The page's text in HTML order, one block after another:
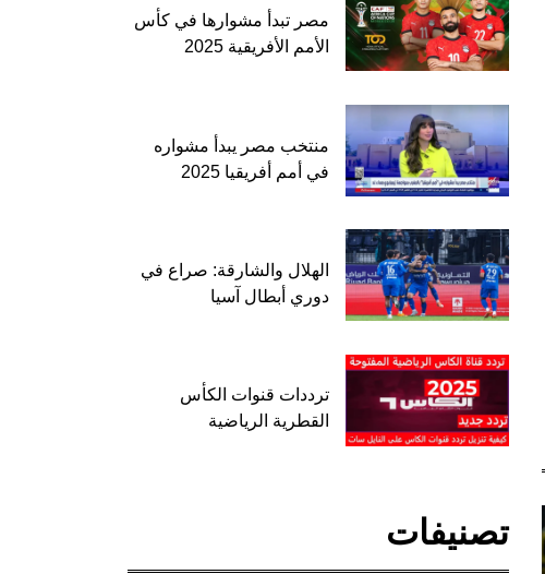
مصر تبدأ مشوارها في كأس
الأمم الأفريقية 2025
منتخب مصر يبدأ مشواره
في أمم أفريقيا 2025
الهلال والشارقة: صراع في
دوري أبطال آسيا
ترددات قنوات الكأس
القطرية الرياضية
تصنيفات